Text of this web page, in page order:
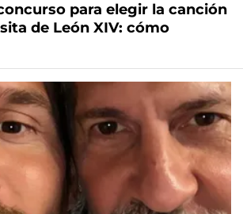
para elegir la canción
de León XIV: cómo